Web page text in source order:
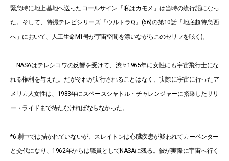
緊急時に地上基地へ送ったコールサイン「私はカモメ」は当時の流行語になっ
た。そして、特撮テレビシリーズ『ウルトラQ』(66)の第10話「地底超特急西
へ」において、人工生命M1号が宇宙空間を漂いながらこのセリフを呟く)。
NASAはテレシコワの反響を受けて、渋々1965年に女性にも宇宙飛行士にな
れる権利を与えた。だがそれが実行されることはなく、実際に宇宙に行ったア
メリカ人女性は、1983年にスペースシャトル・チャレンジャーに搭乗したサリ
ー・ライドまで待たなければならなかった。
*6 劇中では描かれていないが、スレイトンは心臓疾患が疑われてカーペンター
と交代になり、1962年からは職員としてNASAに残る。彼が実際に宇宙へ行く